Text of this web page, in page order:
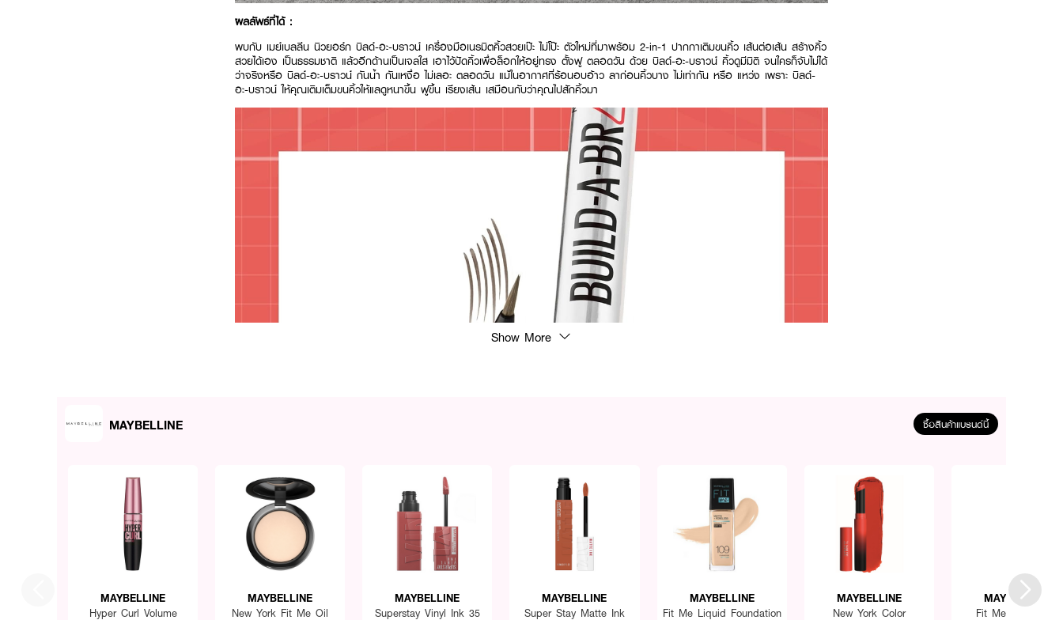
ผลลัพธ์ที่ได้ :
พบกับ เมย์เบลลีน นิวยอร์ก บิลด์-อะ-บราวน์ เครื่องมือเนรมิตคิ้วสวยเป๊ะ ไม่โป๊ะ ตัวใหม่ที่มาพร้อม 2-in-1 ปากกาเติมขนคิ้ว เส้นต่อเส้น สร้างคิ้ว
สวยได้เอง เป็นธรรมชาติ แล้วอีกด้านเป็นเจลใส เอาไว้ปัดคิ้วเพื่อล็อกให้อยู่ทรง ตั้งฟู ตลอดวัน ด้วย บิลด์-อะ-บราวน์ คิ้วดูมีมิติ จนใครก็จับไม่ได้
ว่าจริงหรือ บิลด์-อะ-บราวน์ กันน้ำ กันเหงื่อ ไม่เลอะ ตลอดวัน แม้ในอากาศที่ร้อนอบอ้าว ลาก่อนคิ้วบาง ไม่เท่ากัน หรือ แหว่ง เพราะ บิลด์-
อะ-บราวน์ ให้คุณเติมเต็มขนคิ้วให้แลดูหนาขึ้น ฟูขึ้น เรียงเส้น เสมือนกับว่าคุณไปสักคิ้วมา
Show More
MAYBELLINE ซื้อสินค้าแบรนด์นี้
MAYBELLINE
Hyper Curl Volume
MAYBELLINE
New York Fit Me Oil
MAYBELLINE
Superstay Vinyl Ink 35
MAYBELLINE
Super Stay Matte Ink
MAYBELLINE
Fit Me Liquid Foundation
MAYBELLINE
New York Color
MAYBELLINE
Fit Me Concealer